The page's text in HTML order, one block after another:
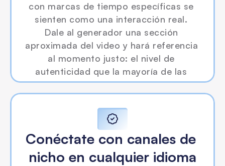
con marcas de tiempo específicas se
sienten como una interacción real.
Dale al generador una sección
aproximada del video y hará referencia
al momento justo: el nivel de
autenticidad que la mayoría de las
herramientas de interacción pasan por
alto.
Conéctate con canales de
nicho en cualquier idioma